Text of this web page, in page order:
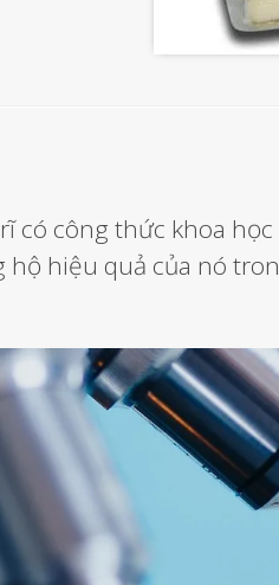
công thức khoa
hiệu quả của nó